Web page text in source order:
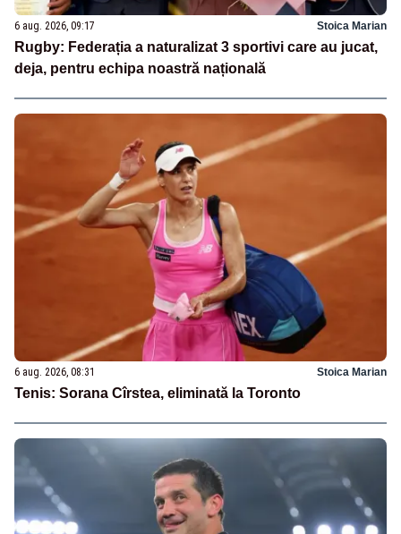
6 aug. 2026, 09:17 Stoica Marian
Rugby: Federația a naturalizat 3 sportivi care au jucat,
deja, pentru echipa noastră națională
6 aug. 2026, 08:31 Stoica Marian
Tenis: Sorana Cîrstea, eliminată la Toronto